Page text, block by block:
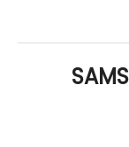
流與多工使用需
求，也可透過
用彈性相當充足